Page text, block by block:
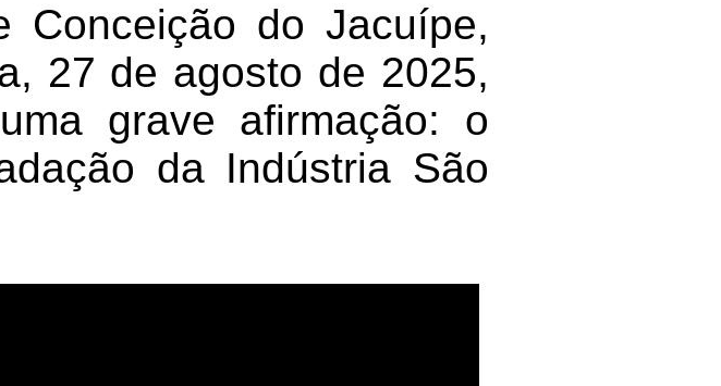
Conceição do Jacuípe,
27 de agosto de 2025,
grave afirmação: o
da Indústria São